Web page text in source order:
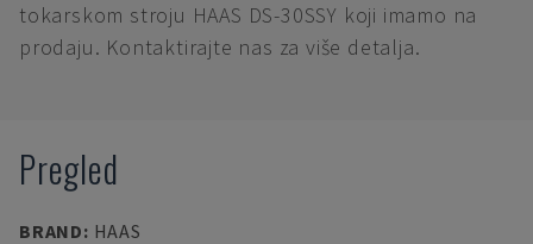
tokarskom stroju HAAS DS-30SSY koji imamo na
prodaju. Kontaktirajte nas za više detalja.
Pregled
BRAND: HAAS